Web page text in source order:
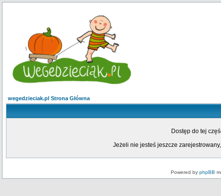
wegedzieciak.pl Strona Główna
Dostęp do tej
Jeżeli nie jesteś jeszcze
Powered by phpBB